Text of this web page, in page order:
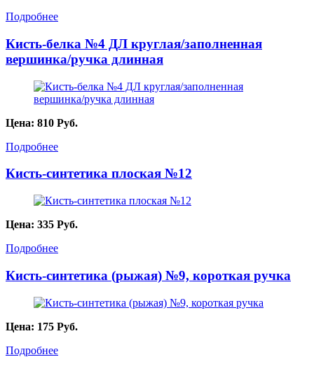
Подробнее
Кисть-белка №4 ДЛ круглая/заполненная
вершинка/ручка длинная
Цена: 810 Руб.
Подробнее
Кисть-синтетика плоская №12
Цена: 335 Руб.
Подробнее
Кисть-синтетика (рыжая) №9, короткая ручка
Цена: 175 Руб.
Подробнее